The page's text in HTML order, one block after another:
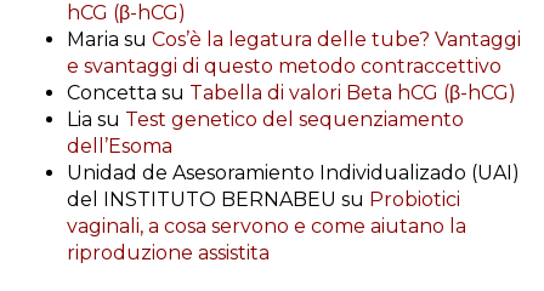
hCG (β-hCG)
Maria su Cos’è la legatura delle tube? Vantaggi
e svantaggi di questo metodo contraccettivo
Concetta su Tabella di valori Beta hCG (β-hCG)
Lia su Test genetico del sequenziamento
dell’Esoma
Unidad de Asesoramiento Individualizado (UAI)
del INSTITUTO BERNABEU su Probiotici
vaginali, a cosa servono e come aiutano la
riproduzione assistita